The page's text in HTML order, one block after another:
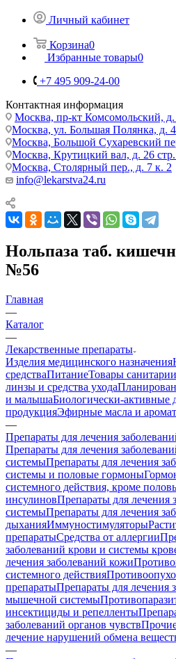
Личный кабинет
Корзина0
Избранные товары0
+7 495 909-24-00
Контактная информация
Москва, пр-кт Комсомольский, д.
Москва, ул. Большая Полянка, д.
Москва, Большой Сухаревский
Москва, Крутицкий вал, д. 26
Москва, Столярный пер., д. 7 к. 2
info@lekarstva24.ru
Нольпаза таб.
№56
Главная
—
Каталог
—
Лекарственные препараты
Изделия медицинского назначения
средстваПитаниеТовары
линзы и средства ухода
и малышаБиологически-активные
продукцияЭфирные масла и
—
Препараты для лечения
Препараты для лечения
системыПрепараты для лечения
системы и половые гормоны
системного действия, кроме
инсулиновПрепараты для лечения
системыПрепараты для лечения
дыханияИммуностимуляторы
препаратыСредства от аллергии
заболеваний крови и системы
лечения заболеваний кожи
системного действия
препаратыПрепараты для лечения
мышечной системы
инсектициды и репелленты
заболеваний органов чувств
лечение нарушений обмена
—